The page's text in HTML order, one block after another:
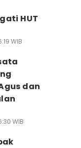
HUT
WIB
dan
WIB